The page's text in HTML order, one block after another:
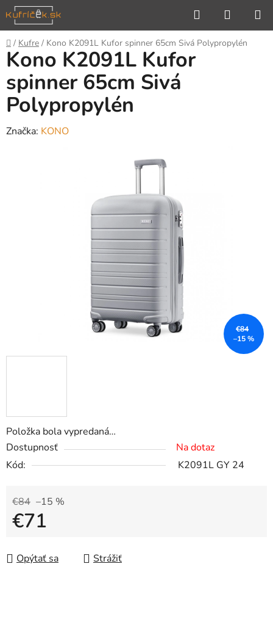
Prejsť
na
obsah
Hľadať
KOŠÍK
Domov
/ Kufre / Kono K2091L Kufor spinner 65cm Sivá Polypropylén
Položka bola vypredaná…
Dostupnosť
Na dotaz
Kód:
K2091L GY 24
€84 –15 %
€71
Opýtať sa
Strážiť
Kono K2091L Kufor
spinner 65cm Sivá
Polypropylén
Značka: KONO
€84
–15 %